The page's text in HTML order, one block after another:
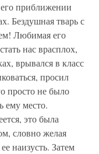
приближении
Бездушная тварь с
Любимая его
нас врасплох,
врывался в класс
просил
просто не было
ему место.
это была
словно желая
наизусть. Затем